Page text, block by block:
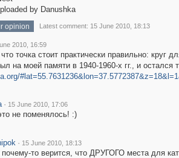
by Danushka
opinion Latest comment: 15 June 2010, 18:13
2010, 16:59
точка стоит практически правильно: круг
на моей памяти в 1940-1960-х гг., и остался
· 15 June 2010, 17:06
не поменялось! :)
· 15 June 2010, 18:13
то верится, что ДРУГОГО места для